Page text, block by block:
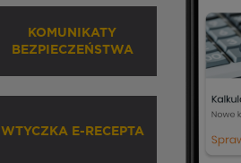
KOMUNIKATY
BEZPIECZEŃSTWA
WTYCZKA E-RECEPTA